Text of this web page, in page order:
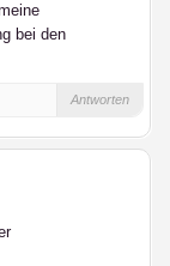
bei den
Antworten